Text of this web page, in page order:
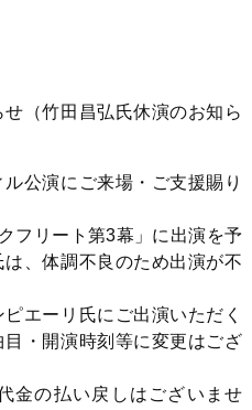
せ（竹田昌弘氏休演のお知ら
公演にご来場・ご支援賜り
フリート第3幕」に出演を予
、体調不良のため出演が不
エーリ氏にご出演いただく
・開演時刻等に変更はござ
金の払い戻しはございませ